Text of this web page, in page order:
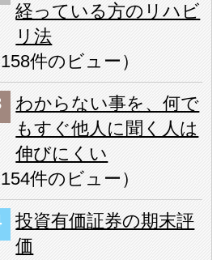
経っている方のリハビ
リ法
158件のビュー ）
わからない事を、何で
もすぐ他人に聞く人は
伸びにくい
154件のビュー ）
投資有価証券の期末評
価